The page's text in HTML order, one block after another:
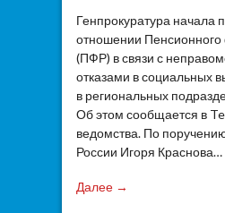
Генпрокуратура начала
отношении
(ПФР) в связи с
отказами в социальных
в региональных
Об этом сообщается в
ведомства. По
России Игоря Краснова…
Далее →